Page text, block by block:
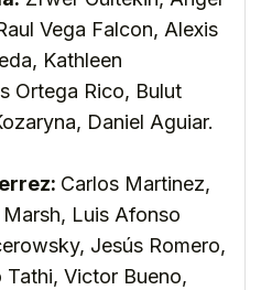
Vega Falcon, Alexis
Kathleen
Ortega Rico, Bulut
Daniel Aguiar.
Carlos Martinez,
Luis Afonso
Jesús Romero,
Tathi, Victor Bueno,